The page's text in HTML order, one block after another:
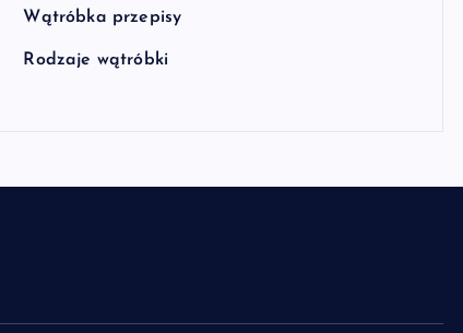
Wątróbka przepisy
Rodzaje wątróbki